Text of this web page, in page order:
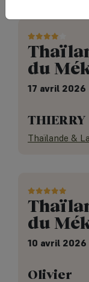
du
17 avril 2026
THIERRY
Thaïlande &
du
10 avril 2026
Olivier